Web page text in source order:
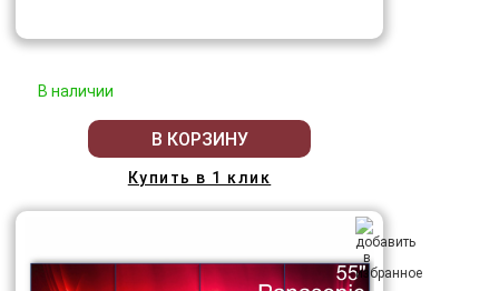
В наличии
В КОРЗИНУ
Купить в 1 клик